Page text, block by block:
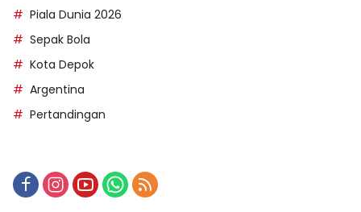
Piala Dunia 2026
Sepak Bola
Kota Depok
Argentina
Pertandingan